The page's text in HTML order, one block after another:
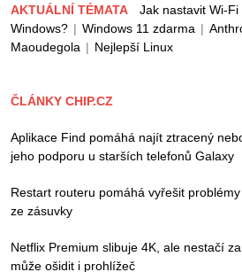
AKTUÁLNÍ TÉMATA Jak nastavit Wi-Fi
Windows? | Windows 11 zdarma |
Maoudegola | Nejlepší Linux
ČLÁNKY CHIP.CZ
Aplikace Find pomáhá najít ztracený
jeho podporu u starších telefonů Galaxy
Restart routeru pomáhá vyřešit
ze zásuvky
Netflix Premium slibuje 4K, ale nestačí
může ošidit i prohlížeč